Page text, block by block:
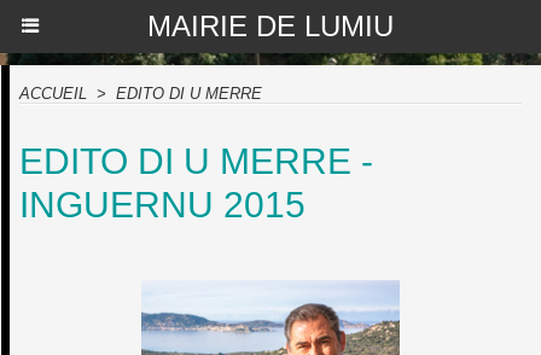
MAIRIE DE LUMIU
ACCUEIL > EDITO DI U MERRE
EDITO DI U MERRE -
INGUERNU 2015